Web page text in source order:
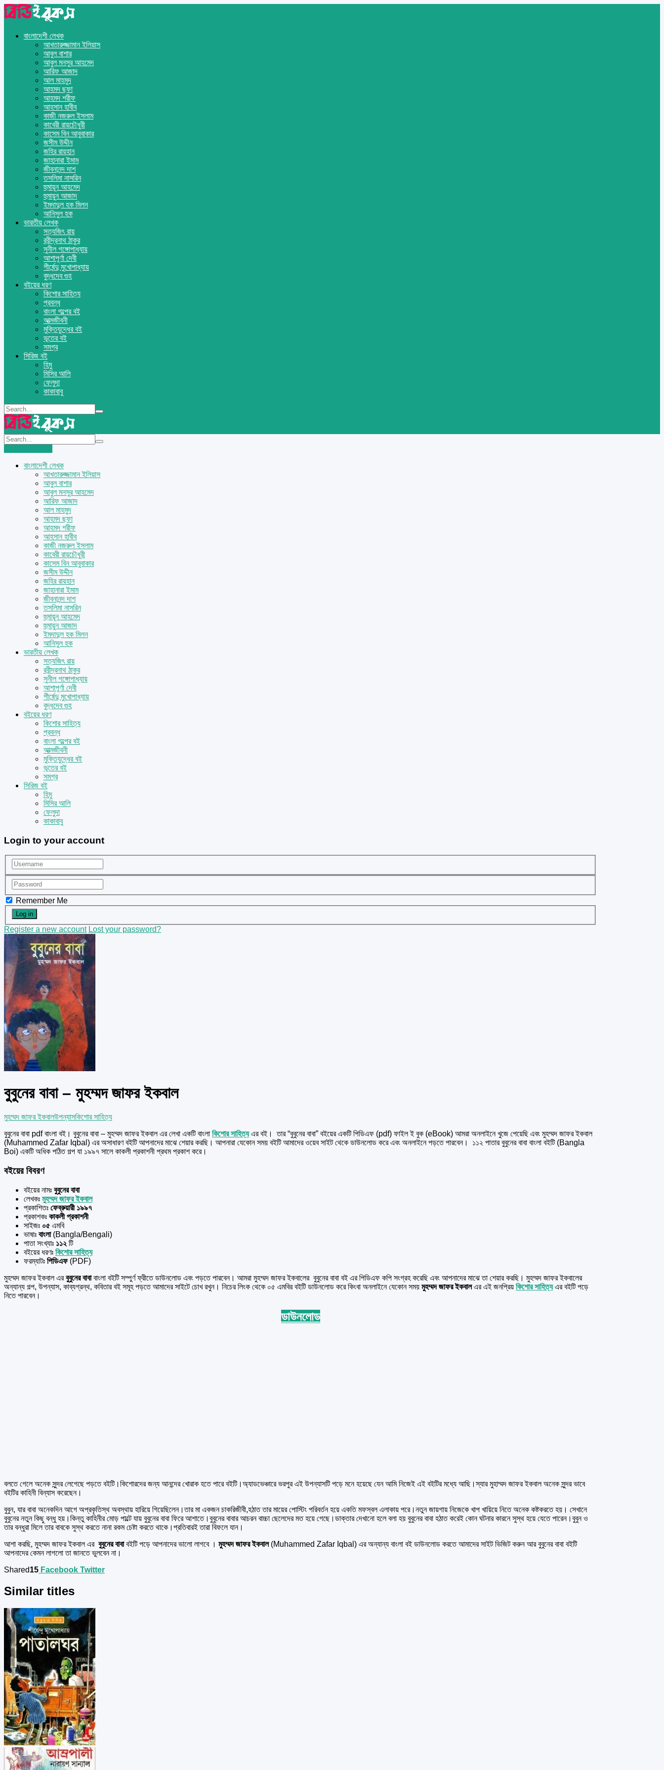
বাংলাদেশী লেখক
আখতারুজ্জামান ইলিয়াস
আবুল বাশার
আবুল মনসুর আহমেদ
আরিফ আজাদ
আল মাহমুদ
আহমদ ছফা
আহমদ শরীফ
আহসান হাবীব
কাজী নজরুল ইসলাম
কাবেরী রায়চৌধুরী
কাসেম বিন আবুবাকার
জসীম উদ্দীন
জহির রায়হান
জাহানারা ইমাম
জীবনানন্দ দাশ
তসলিমা নাসরিন
হুমায়ূন আহমেদ
হুমায়ুন আজাদ
ইমদাদুল হক মিলন
আনিসুল হক
ভারতীয় লেখক
সত্যজিৎ রায়
রবীন্দ্রনাথ ঠাকুর
সুনীল গঙ্গোপাধ্যায়
আশাপূর্ণা দেবী
শীর্ষেন্দু মুখোপাধ্যায়
বুদ্ধদেব গুহ
বইয়ের ধরণ
কিশোর সাহিত্য
প্রবন্ধ
বাংলা গল্পের বই
আত্মজীবনী
মুক্তিযুদ্ধের বই
ভূতের বই
সমগ্র
সিরিজ বই
হিমু
মিসির আলি
ফেলুদা
কাকাবাবু
বাংলাদেশী লেখক
আখতারুজ্জামান ইলিয়াস
আবুল বাশার
আবুল মনসুর আহমেদ
আরিফ আজাদ
আল মাহমুদ
আহমদ ছফা
আহমদ শরীফ
আহসান হাবীব
কাজী নজরুল ইসলাম
কাবেরী রায়চৌধুরী
কাসেম বিন আবুবাকার
জসীম উদ্দীন
জহির রায়হান
জাহানারা ইমাম
জীবনানন্দ দাশ
তসলিমা নাসরিন
হুমায়ূন আহমেদ
হুমায়ুন আজাদ
ইমদাদুল হক মিলন
আনিসুল হক
ভারতীয় লেখক
সত্যজিৎ রায়
রবীন্দ্রনাথ ঠাকুর
সুনীল গঙ্গোপাধ্যায়
আশাপূর্ণা দেবী
শীর্ষেন্দু মুখোপাধ্যায়
বুদ্ধদেব গুহ
বইয়ের ধরণ
কিশোর সাহিত্য
প্রবন্ধ
বাংলা গল্পের বই
আত্মজীবনী
মুক্তিযুদ্ধের বই
ভূতের বই
সমগ্র
সিরিজ বই
হিমু
মিসির আলি
ফেলুদা
কাকাবাবু
Login to your account
Remember Me
Register a new account Lost your password?
বুবুনের বাবা – মুহম্মদ জাফর ইকবাল
মুহম্মদ জাফর ইকবালউপন্যাসকিশোর সাহিত্য
বুবুনের বাবা pdf বাংলা বই। বুবুনের বাবা – মুহম্মদ জাফর ইকবাল এর লেখা একটি বাংলা কিশোর সাহিত্যএর বই।
তার “বুবুনের বাবা” বইয়ের একটি পিডিএফ (pdf) ফাইল ই বুক (eBook) আমরা অনলাইনে খুজে পেয়েছি এবং মুহম্মদ জাফর ইকবাল
(Muhammed Zafar Iqbal) এর অসাধারণ বইটি আপনাদের মাঝে শেয়ার করছি। আপনারা যেকোন সময় বইটি আমাদের ওয়েব সাইট থেকে ডাউনলোড করে এবং অনলাইনে পড়তে পারবেন। ১১২ পাতার বুবুনের বাবা বাংলা বইটি (Bangla
Boi) একটি অধিক পঠিত গল্প যা ১৯৯৭ সালে কাকলী প্রকাশনী প্রথম প্রকাশ করে।
বইয়ের বিবরণ
বইয়ের নামঃ বুবুনের বাবা
লেখকঃ মুহম্মদ জাফর ইকবাল
প্রকাশিতঃ ফেব্রুয়ারী ১৯৯৭
প্রকাশকঃ কাকলী প্রকাশনী
সাইজঃ ০৫ এমবি
ভাষাঃ বাংলা (Bangla/Bengali)
পাতা সংখ্যাঃ ১১২ টি
বইয়ের ধরণঃ কিশোর সাহিত্য
ফরম্যাটঃ পিডিএফ (PDF)
মুহম্মদ জাফর ইকবাল এরবুবুনের বাবাবাংলা বইটি সম্পুর্ণ ফ্রীতে ডাউনলোড এবং পড়তে পারবেন। আমরা মুহম্মদ জাফর ইকবালের বুবুনের বাবা বই এর পিডিএফ কপি সংগ্রহ করেছি এবং আপনাদের মাঝে তা শেয়ার করছি। মুহম্মদ জাফর ইকবালের
অন্যান্য গল্প, উপন্যাস, কাব্যগ্রন্থ, কবিতার বই সমূহ পড়তে আমাদের সাইটে চোখ রখুন। নিচের লিংক থেকে ০৫ এমবির বইটি ডাউনলোড করে কিংবা অনলাইনে যেকোন সময় মুহম্মদ জাফর ইকবালএর এই জনপ্রিয় কিশোর সাহিত্যএর বইটি পড়ে
নিতে পারবেন।
ডাউনলোড
বলতে গেলে অনেক সুন্দর লেগেছে পড়তে বইটি।কিশোরদের জন্য আনন্দের খোরাক হতে পারে বইটি।অ্যাডভেঞ্চারে ভরপুর এই উপন্যাসটি পড়ে মনে হয়েছে যেন আমি নিজেই এই বইটির মধ্যে আছি।স্যার মুহাম্মদ জাফর ইকবাল অনেক সুন্দর ভাবে
বইটির কাহিনী বিন্যাস করেছেন।
বুবুন, যার বাবা অনেকদিন আগে অপ্রকৃতিস্থ অবস্থায় হারিয়ে গিয়েছিলেন।তার মা একজন চাকরিজীবী,হঠাত তার মায়ের পোস্টিং পরিবর্তন হয়ে একতি মফস্বল এলাকায় পরে।নতুন জায়গায় নিজেকে খাপ খায়িয়ে নিতে অনেক কষ্টকরতে হয়। সেখানে
বুবুনের নতুন কিছু বন্ধু হয়।কিন্তু কাহিনীর মোড় পাল্টে যায় বুবুনের বাবা ফিরে আশাতে।বুবুনের বাবার আচরন বাচ্চা ছেলেদের মত হয়ে গেছে।ডাক্তার দেখানো হলে বলা হয় বুবুনের বাবা হঠাত করেই কোন ঘটনার কারনে সুস্থ হয়ে যেতে পারেন।বুবুন ও
তার বন্ধুরা মিলে তার বাবকে সুস্থ করতে নানা রকম চেষ্টা করতে থাকে।প্রতিবারই তারা বিফলে যান।
আশা করছি, মুহম্মদ জাফর ইকবাল এর বুবুনের বাবাবইটি পড়ে আপনাদের ভালো লাগবে । মুহম্মদ জাফর ইকবাল (Muhammed Zafar Iqbal) এর অন্যান্য বাংলা বই ডাউনলোড করতে আমাদের সাইট ভিজিট করুন আর বুবুনের বাবা বইটি
আপনাদের কেমন লাগলো তা জানতে ভুলবেন না।
Shared15 Facebook Twitter
Similar titles